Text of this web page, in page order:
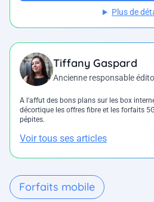
Plus de
Tiffany Gaspard
Ancienne responsable
A l'affut des bons plans sur les box
décortique les offres fibre et les forfaits
pépites.
Voir tous ses articles
Forfaits mobile